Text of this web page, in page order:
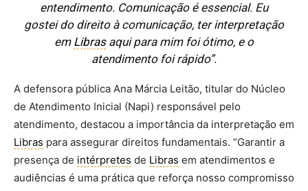
entendimento. Comunicação é essencial. Eu
gostei do direito à comunicação, ter interpretação
em Librasaqui para mim foi ótimo, e o
atendimento foi rápido”.
A defensora pública Ana Márcia Leitão, titular do Núcleo
de Atendimento Inicial (Napi) responsável pelo
atendimento, destacou a importância da interpretação em
Libras para assegurar direitos fundamentais. “Garantir a
presença de intérpretes de Libras em atendimentos e
audiências é uma prática que reforça nosso compromisso